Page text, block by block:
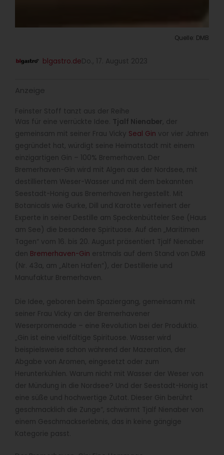
Quelle: DMB
blgastro.deDo., 17. August 2023
Anzeige
Feinster Stoff tanzt aus der Reihe
Was für eine verrückte Idee. Tjalf Nienaber, der
gemeinsam mit seiner Frau Vicky Seal Gin vor vier Jahren
gegründet hat, würdigt seine Heimatstadt mit einem
einzigartigen Gin – 100% Bremerhaven. Der
Bremerhaven-Gin wird mit Algen aus der Nordsee, mit
destilliertem Weser-Wasser und mit dem bekannten
Seestadt-Honig aus Bremerhaven hergestellt. Mit
Botanicals wie Gurke, Dill und Karotte verfeinert der
Experte in seiner Destille am Speckenbütteler See (Haus
am See) die besondere Spirituose. Auf den „Maritimen
Tagen“ vom 16. bis 20. August präsentiert Tjalf Nienaber
den Bremerhaven-Gin erstmals auf dem Stand von DMB
(Nr. 43a, am „Alten Hafen“), der Destillerie und
Manufaktur Bremerhaven.
Die Idee, geboren beim Spaziergang, gemeinsam mit
seiner Frau Vicky an der Bremerhavener
Weserpromenade – eine Revolution bei der Produktio.
„Gin ist eine vielfältige Spirituose. Wasser wird
beispielsweise schon während der Mazeration, der
Abgabe von Aromen, eingesetzt oder zum
Herunterkühlen. Warum nicht mit Wasser der Weser von
der Mündung in die Nordsee? Und der Seestadt-Honig ist
eine süße und hochwertige Zutat. Dieser Gin berührt
geschmacklich die Zunge“, schwärmt Tjalf Nienaber von
einem Geschmackserlebnis, das in keine gängige
Kategorie passt.